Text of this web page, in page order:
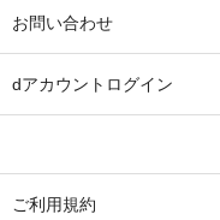
お問い合わせ
dアカウントログイン
ご利用規約